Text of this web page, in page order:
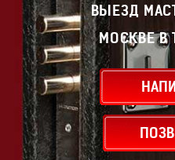
ВЫЕЗД
МОСКВЕ В